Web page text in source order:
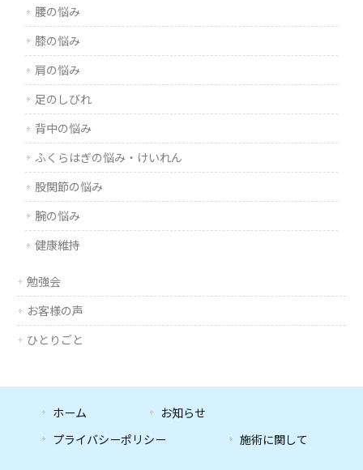
腰の悩み
膝の悩み
肩の悩み
足のしびれ
背中の悩み
ふくらはぎの悩み・けいれん
股関節の悩み
腕の悩み
健康維持
勉強会
お客様の声
ひとりごと
ホーム
お知らせ
プライバシーポリシー
施術に関して